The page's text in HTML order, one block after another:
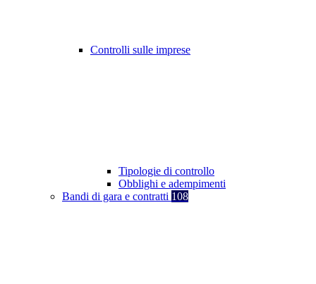
Controlli sulle imprese
Tipologie di controllo
Obblighi e adempimenti
Bandi di gara e contratti 108